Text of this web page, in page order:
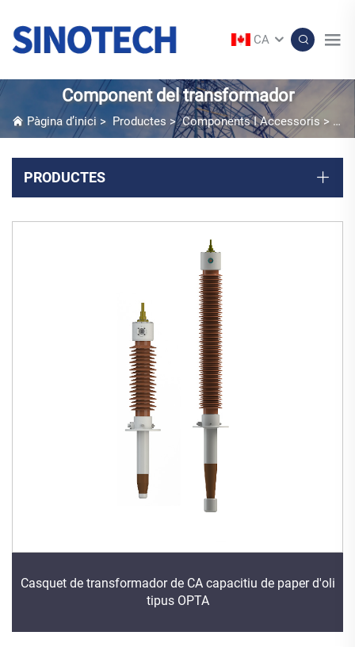
CA
Component del transformador
Pàgina d’inici > Productes >Components I Accessoris >
PRODUCTES
Casquet de transformador de CA capacitiu de paper d'oli
tipus OPTA